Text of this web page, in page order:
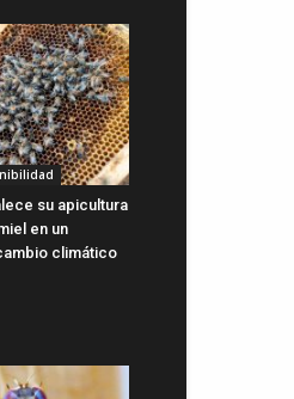
su apicultura
en un
climático